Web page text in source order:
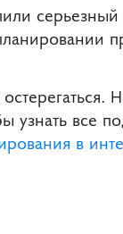
серьезный
узнать все
в